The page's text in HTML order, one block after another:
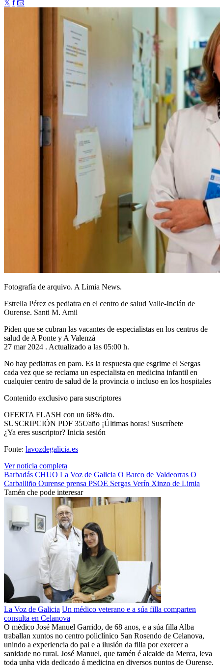
𝕏 f 📧
Fotografía de arquivo. A Limia News.
Estrella Pérez es pediatra en el centro de salud Valle-Inclán de
Ourense. Santi M. Amil
Piden que se cubran las vacantes de especialistas en los centros de
salud de A Ponte y A Valenzá
27 mar 2024 . Actualizado a las 05:00 h.
No hay pediatras en paro. Es la respuesta que esgrime el Sergas
cada vez que se reclama un especialista en medicina infantil en
cualquier centro de salud de la provincia o incluso en los hospitales
Contenido exclusivo para suscriptores
OFERTA FLASH con un 68% dto.
SUSCRIPCIÓN PDF 35€/año ¡Últimas horas! Suscríbete
¿Ya eres suscriptor? Inicia sesión
Fonte: lavozdegalicia.es
Ver noticia completa
Barbadás CHUO La Voz de Galicia O Barco de Valdeorras O
Carballiño Ourense prensa PSOE Sergas Verín Xinzo de Limia
Tamén che pode interesar
La Voz de Galicia Un médico veterano e a súa filla comparten
consulta en Celanova
O médico José Manuel Garrido, de 68 anos, e a súa filla Alba
traballan xuntos no centro policlínico San Rosendo de Celanova,
unindo a experiencia do pai e a ilusión da filla por exercer a
sanidade no rural. José Manuel, que tamén é alcalde da Merca, leva
toda unha vida dedicado á medicina en diversos puntos de Ourense.